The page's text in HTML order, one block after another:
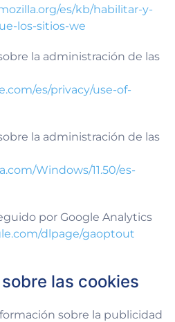
es/kb/habilitar-y-
los-sitios-we
la administración de las
es/privacy/use-of-
la administración de las
Windows/11.50/es-
por Google Analytics
dlpage/gaoptout
las cookies
sobre la publicidad